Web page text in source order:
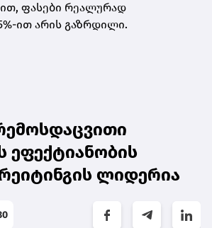
ფასები რეალურად
ით არის გაზრდილი.
ეფექტიანობის
ლიდერია